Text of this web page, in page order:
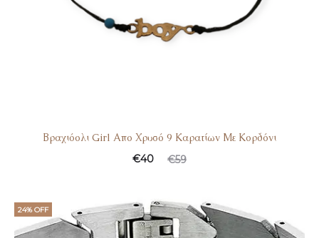
Βραχιόολι Girl Απο Χρυσό 9 Καρατίων Με Κορδόνι
€59
€40
24% OFF